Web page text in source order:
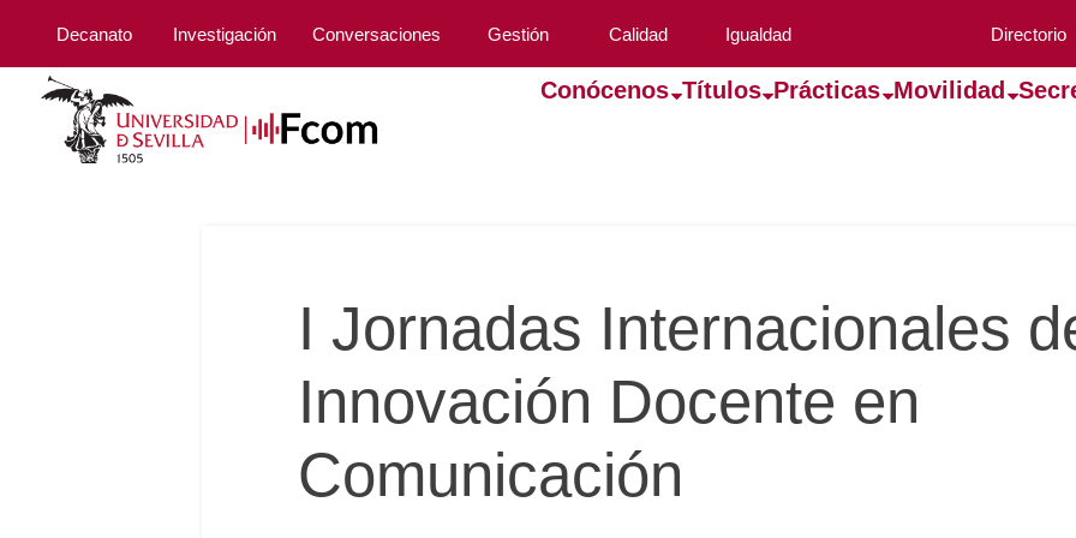
Decanato Investigación Conversaciones Gestión Calidad Igualdad Directorio
Conócenos Títulos Prácticas Movilidad
I Jornadas Internacionales
Innovación Docente en
Comunicación